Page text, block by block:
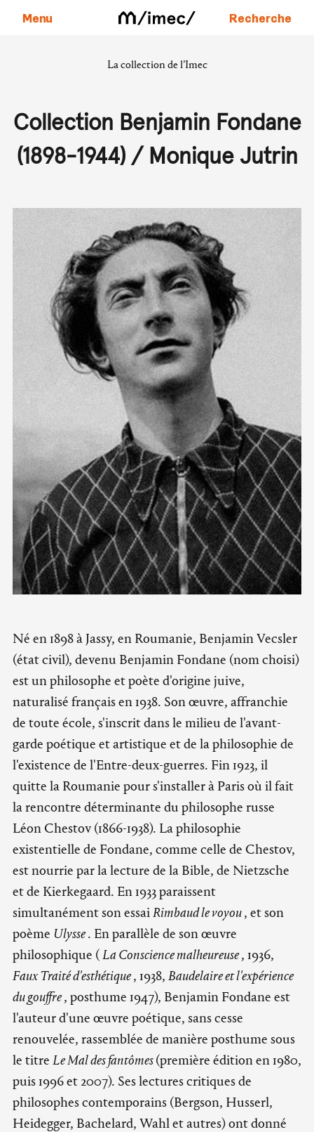
Menu Recherche
La collection de l’Imec
Collection Benjamin Fondane
(1898-1944) / Monique Jutrin
Né en 1898 à Jassy, en Roumanie, Benjamin Vecsler
(état civil), devenu Benjamin Fondane (nom choisi)
est un philosophe et poète d'origine juive,
naturalisé français en 1938. Son œuvre, affranchie
de toute école, s'inscrit dans le milieu de l'avant-
garde poétique et artistique et de la philosophie de
l'existence de l'Entre-deux-guerres. Fin 1923, il
quitte la Roumanie pour s'installer à Paris où il fait
la rencontre déterminante du philosophe russe
Léon Chestov (1866-1938). La philosophie
existentielle de Fondane, comme celle de Chestov,
est nourrie par la lecture de la Bible, de Nietzsche
et de Kierkegaard. En 1933 paraissent
simultanément son essai Rimbaud le voyou, et son
poème Ulysse. En parallèle de son œuvre
philosophique ( La Conscience malheureuse, 1936,
Faux Traité d'esthétique, 1938, Baudelaire et l'expérience
du gouffre, posthume 1947), Benjamin Fondane est
l'auteur d'une œuvre poétique, sans cesse
renouvelée, rassemblée de manière posthume sous
le titre Le Mal des fantômes(première édition en 1980,
puis 1996 et 2007). Ses lectures critiques de
philosophes contemporains (Bergson, Husserl,
Heidegger, Bachelard, Wahl et autres) ont donné